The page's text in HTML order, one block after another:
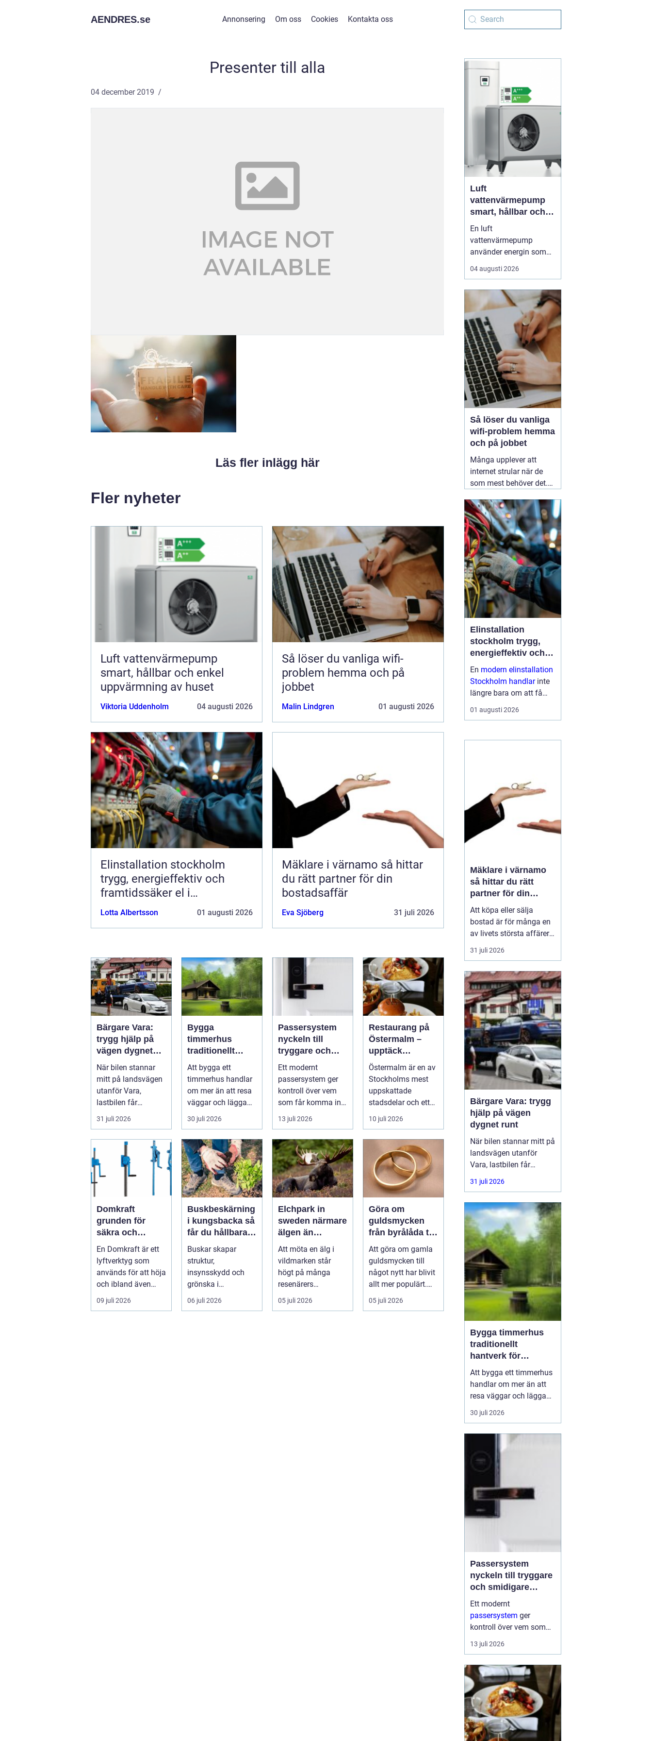
AENDRES.se Annonsering Om oss Cookies Kontakta oss
Presenter till alla
04 december 2019
Läs fler inlägg här
Fler nyheter
Luft vattenvärmepump
smart, hållbar och enkel
uppvärmning av huset
Viktoria Uddenholm 04 augusti 2026
Så löser du vanliga wifi-
problem hemma och på
jobbet
Malin Lindgren 01 augusti 2026
Elinstallation stockholm
trygg, energieffektiv och
framtidssäker el i
företagslokaler
Lotta Albertsson 01 augusti 2026
Mäklare i värnamo så hittar
du rätt partner för din
bostadsaffär
Eva Sjöberg 31 juli 2026
Bärgare Vara:
trygg hjälp på
vägen dygnet
runt
När bilen stannar
mitt på landsvägen
utanför Vara,
lastbilen får
punkteri...
31 juli 2026
Bygga
timmerhus
traditionellt
hantverk för
moderna behov
Att bygga ett
timmerhus handlar
om mer än att resa
väggar och lägga
ett tak. Ett
timmerhus är ett
lå...
30 juli 2026
Passersystem
nyckeln till
tryggare och
smidigare
Ett modernt
passersystem ger
kontroll över vem
som får komma in i
en byggnad, när de
får komma in oc...
13 juli 2026
Restaurang på
Östermalm –
upptäck
matupplevelser i
en av
Stockholms
mest attraktiva
Östermalm är en av
Stockholms mest
uppskattade
stadsdelar och ett
självklart val f&ou...
10 juli 2026
Domkraft
grunden för
säkra och
precisa lyft
En Domkraft är ett
lyftverktyg som
används för att höja
och ibland även
positionera tunga
objekt, so...
09 juli 2026
Buskbeskärning
i kungsbacka så
får du hållbara
och vackra
buskar året runt
Buskar skapar
struktur,
insynsskydd och
grönska i
trädgården, men
utan genomtänkt
06 juli 2026
Elchpark in
sweden närmare
älgen än
någonsin
Att möta en älg i
vildmarken står
högt på många
resenärers
önskelista. Älgen är
Skandinaviens
05 juli 2026
Göra om
guldsmycken
från byrålåda till
älskad favorit
Att göra om gamla
guldsmycken till
något nytt har blivit
allt mer populärt.
Många har ärvda
ringar, ...
05 juli 2026
Luft
vattenvärmepump
smart, hållbar och
enkel uppvärmning
av huset
En luft
vattenvärmepump
använder energin som
redan finns i
utomhusluften för att
varmvatten. Den kräver
varken borrhål eller
grävning och kan sänka
uppvärmningskostnaden
med upp till omkring
7580 % jämfört med
äldre el- eller olje...
04 augusti 2026
Så löser du vanliga
wifi-problem hemma
och på jobbet
Många upplever att
internet strular när de
som mest behöver det.
videos hackar och
uppkopplingen faller
bort utan förvarning.
Ofta handlar det inte om
att internetleverantören
är dålig, utan01 augusti
2026
Elinstallation
stockholm trygg,
energieffektiv och
framtidssäker el i
företagslokaler
En modern elinstallation
Stockholm handlarinte
längre bara om att få
belysning och uttag på
rätt plats. För företag i
elen en central del av
01 augusti 2026
Mäklare i värnamo
så hittar du rätt
partner för din
bostadsaffär
Att köpa eller sälja
bostad är för många en
av livets största affärer.
Valet
Värnamo påverkar
stressig processen
upplevs. I en marknad
som rör sig snabbt, med
allt från...
31 juli 2026
Bärgare Vara: trygg
hjälp på vägen
dygnet runt
När bilen stannar mitt på
landsvägen utanför
Vara, lastbilen får
punktering i
rusningstrafik eller
på väg genom
Skaraborg är trygg och
snabb hjälp avgörande.
En
31 juli 2026
Bygga timmerhus
traditionellt
hantverk för
moderna behov
Att bygga ett timmerhus
handlar om mer än att
resa väggar och lägga
ett tak. Ett timmerhus är
ett långsiktigt hem,
som andas, åldras
vackert och ger en varm,
ombonad känsla.
att fler söker hållbara
boen...
30 juli 2026
Passersystem
nyckeln till tryggare
och smidigare
tillträde
Ett modernt
passersystem ger
kontroll över vem som
får komma in i en
byggnad, när de får
utrymmen. I stället för
fysiska nycklar används
ofta brickor, kort,...
13 juli 2026